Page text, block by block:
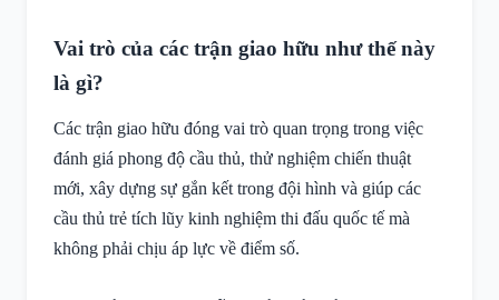
Vai trò của các trận giao hữu như thế này
là gì?
Các trận giao hữu đóng vai trò quan trọng trong việc
đánh giá phong độ cầu thủ, thử nghiệm chiến thuật
mới, xây dựng sự gắn kết trong đội hình và giúp các
cầu thủ trẻ tích lũy kinh nghiệm thi đấu quốc tế mà
không phải chịu áp lực về điểm số.